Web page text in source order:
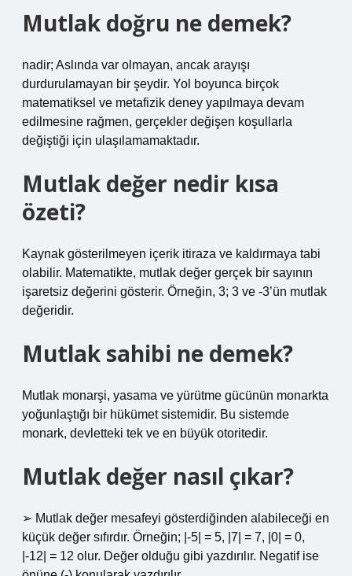
Mutlak doğru ne demek?
nadir; Aslında var olmayan, ancak arayışı
durdurulamayan bir şeydir. Yol boyunca birçok
matematiksel ve metafizik deney yapılmaya devam
edilmesine rağmen, gerçekler değişen koşullarla
değiştiği için ulaşılamamaktadır.
Mutlak değer nedir kısa
özeti?
Kaynak gösterilmeyen içerik itiraza ve kaldırmaya tabi
olabilir. Matematikte, mutlak değer gerçek bir sayının
işaretsiz değerini gösterir. Örneğin, 3; 3 ve -3’ün mutlak
değeridir.
Mutlak sahibi ne demek?
Mutlak monarşi, yasama ve yürütme gücünün monarkta
yoğunlaştığı bir hükümet sistemidir. Bu sistemde
monark, devletteki tek ve en büyük otoritedir.
Mutlak değer nasıl çıkar?
➢ Mutlak değer mesafeyi gösterdiğinden alabileceği en
küçük değer sıfırdır. Örneğin; |-5| = 5, |7| = 7, |0| = 0,
|-12| = 12 olur. Değer olduğu gibi yazdırılır. Negatif ise